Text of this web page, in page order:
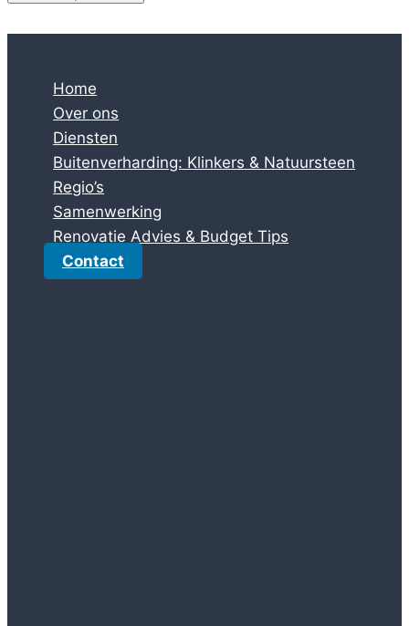
Home
Over ons
Diensten
Buitenverharding: Klinkers & Natuursteen
Regio’s
Samenwerking
Renovatie Advies & Budget Tips
Contact